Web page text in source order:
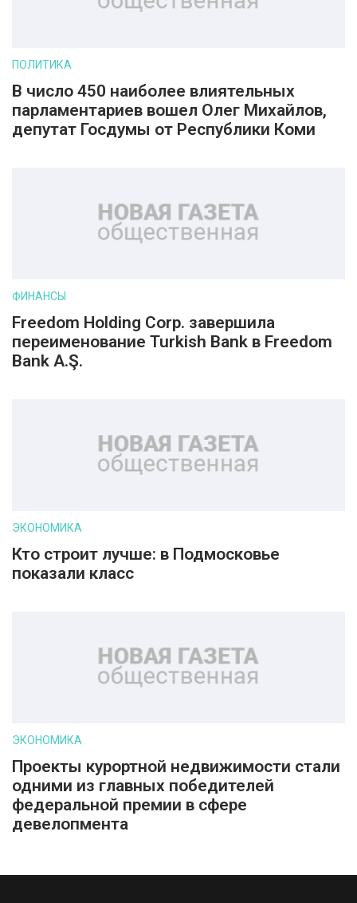
ПОЛИТИКА
В число 450 наиболее влиятельных
парламентариев вошел Олег Михайлов,
депутат Госдумы от Республики Коми
ФИНАНСЫ
Freedom Holding Corp. завершила
переименование Turkish Bank в Freedom
Bank A.Ş.
ЭКОНОМИКА
Кто строит лучше: в Подмосковье
показали класс
ЭКОНОМИКА
Проекты курортной недвижимости стали
одними из главных победителей
федеральной премии в сфере
девелопмента